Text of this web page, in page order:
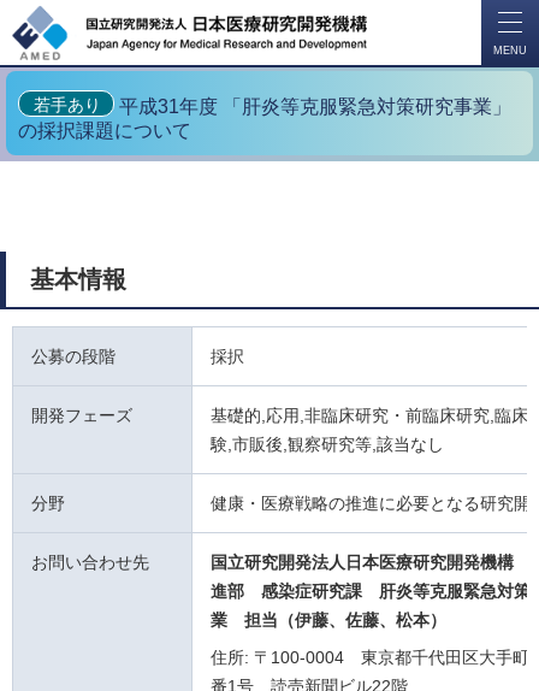
MENU
若手あり
平成31年度 「肝炎等克服緊急対策研究事業」
の採択課題について
基本情報
公募の段階 採択
開発フェーズ
基礎的,応用,非臨床研究・前臨床研究,臨床
験,市販後,観察研究等,該当なし
分野 健康・医療戦略の推進に必要となる研究開
お問い合わせ先
国立研究開発法人日本医療研究開発機構
進部 感染症研究課
肝炎等克服緊急対策
業
担当（伊藤、佐藤、松本）
住所: 〒100-0004 東京都千代田区大手町
番1号 読売新聞ビル22階